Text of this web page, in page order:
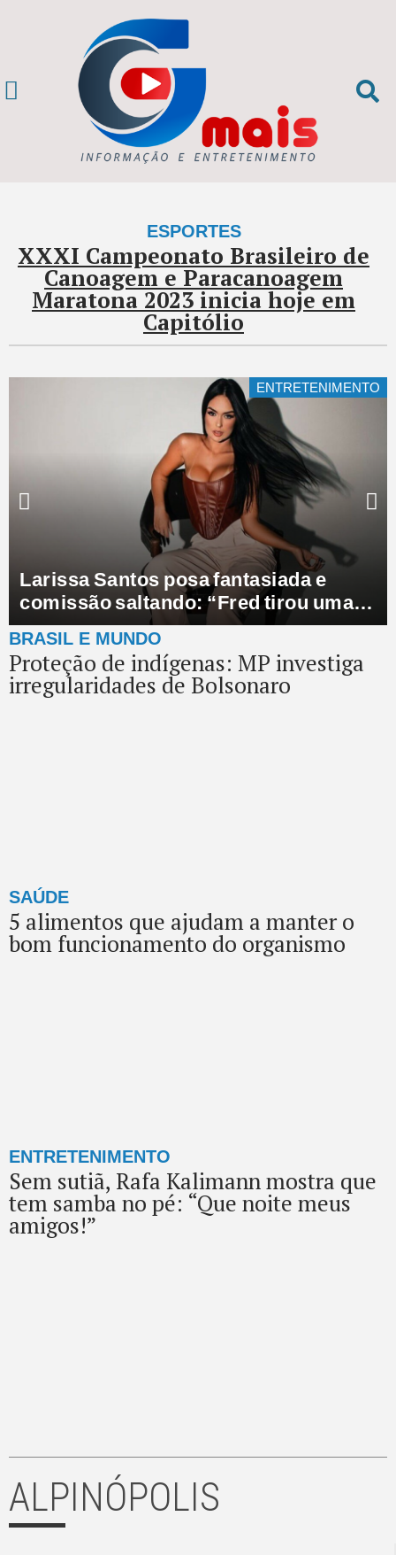
ESPORTES
XXXI Campeonato Brasileiro de
Canoagem e Paracanoagem
Maratona 2023 inicia hoje em
Capitólio
BRASIL E MUNDO
Governo Lula envia R$ 430 milhões
para enfrentamento da estiagem no
RS
BRASIL E MUNDO
Proteção de indígenas: MP investiga
irregularidades de Bolsonaro
SAÚDE
5 alimentos que ajudam a manter o
bom funcionamento do organismo
ENTRETENIMENTO
Sem sutiã, Rafa Kalimann mostra que
tem samba no pé: “Que noite meus
amigos!”
ALPINÓPOLIS